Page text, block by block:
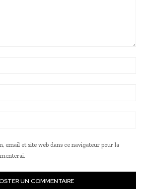
email et site web dans ce navigateur pour la